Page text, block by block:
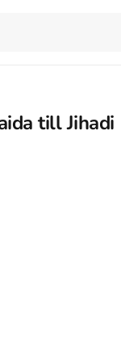
till Jihadi